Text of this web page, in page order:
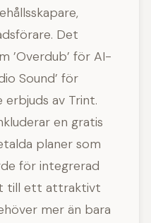
Det
’Overdub’ för AI-
Sound’ för
av Trint.
en gratis
planer som
för integrerad
till ett attraktivt
mer än bara